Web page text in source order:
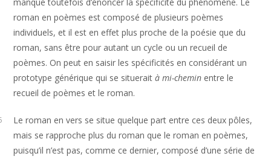
roman en poèmes est composé de plusieurs poèmes
individuels, et il est en effet plus proche de la poésie que du
roman, sans être pour autant un cycle ou un recueil de
poèmes. On peut en saisir les spécificités en considérant un
prototype générique qui se situeraità mi-chemin entre le
recueil de poèmes et le roman.
Le roman en vers se situe quelque part entre ces deux pôles,
mais se rapproche plus du roman que le roman en poèmes,
puisqu’il n’est pas, comme ce dernier, composé d’une série de